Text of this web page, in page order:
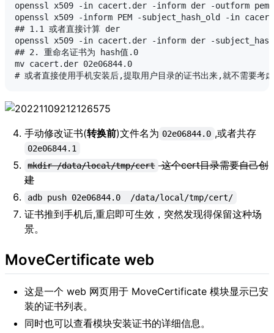
openssl x509 -in cacert.der -inform der -outform pem
openssl x509 -inform PEM -subject_hash_old -in
## 1.1 或者直接计算 der
openssl x509 -in cacert.der -inform der -
## 2. 重命名证书为 hash值.0
mv cacert.der 02e06844.0
手动修改证书(转换前)文件名为 02e06844.0 ,或者共存
02e06844.1
mkdir /data/local/tmp/cert 这个cert目录需要自己创
建
adb push 02e06844.0  /data/local/tmp/cert/
证书推到手机后,重启即可生效，突然发现得保留这种场
景。
MoveCertificate web
这是一个 web 网页用于 MoveCertificate 模块显示已安
装的证书列表。
同时也可以查看模块安装证书的详细信息。